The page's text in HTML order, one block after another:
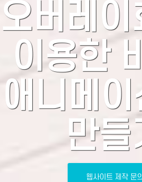
오버레
이용한
애니메
만들
웹사이트 제작 문